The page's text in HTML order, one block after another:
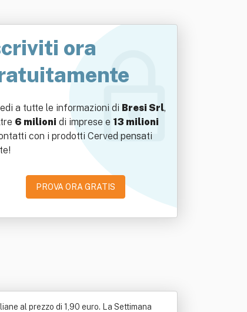
ora
a tutte le informazioni di Bresi Srl,
6 milioni di imprese e 13 milioni
con i prodotti Cerved pensati
PROVA ORA GRATIS
al prezzo di 1,90 euro. La Settimana